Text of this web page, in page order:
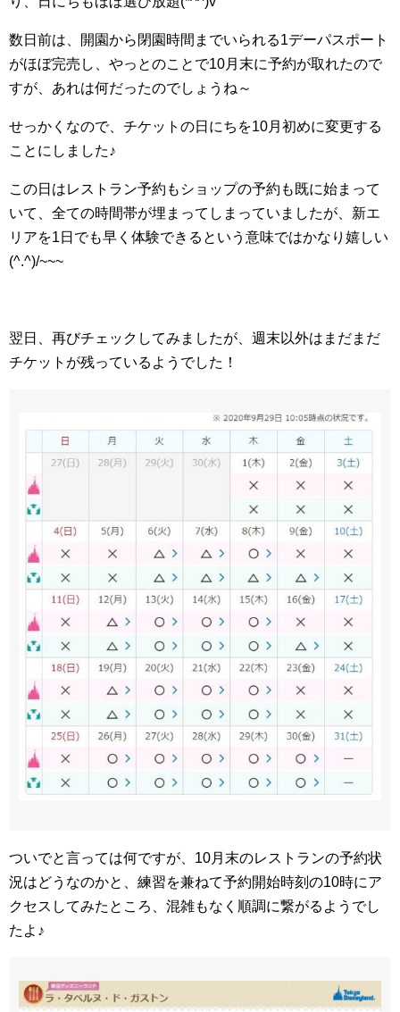
数日前は、開園から閉園時間までいられる1デーパスポート
がほぼ完売し、やっとのことで10月末に予約が取れたので
すが、あれは何だったのでしょうね～
せっかくなので、チケットの日にちを10月初めに変更する
ことにしました♪
この日はレストラン予約もショップの予約も既に始まって
いて、全ての時間帯が埋まってしまっていましたが、新エ
リアを1日でも早く体験できるという意味ではかなり嬉しい
(^.^)/~~~
翌日、再びチェックしてみましたが、週末以外はまだまだ
チケットが残っているようでした！
ついでと言っては何ですが、10月末のレストランの予約状
況はどうなのかと、練習を兼ねて予約開始時刻の10時にア
クセスしてみたところ、混雑もなく順調に繋がるようでし
たよ♪